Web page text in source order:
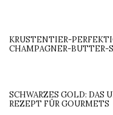
KRUSTENTIER-
CHAMPAGNER-BUTTER-
SCHWARZES GOLD: DAS
REZEPT FÜR GOURMETS